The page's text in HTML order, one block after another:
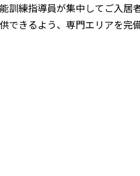
訓練指導員が集中してご入居
できるよう、専門エリアを完